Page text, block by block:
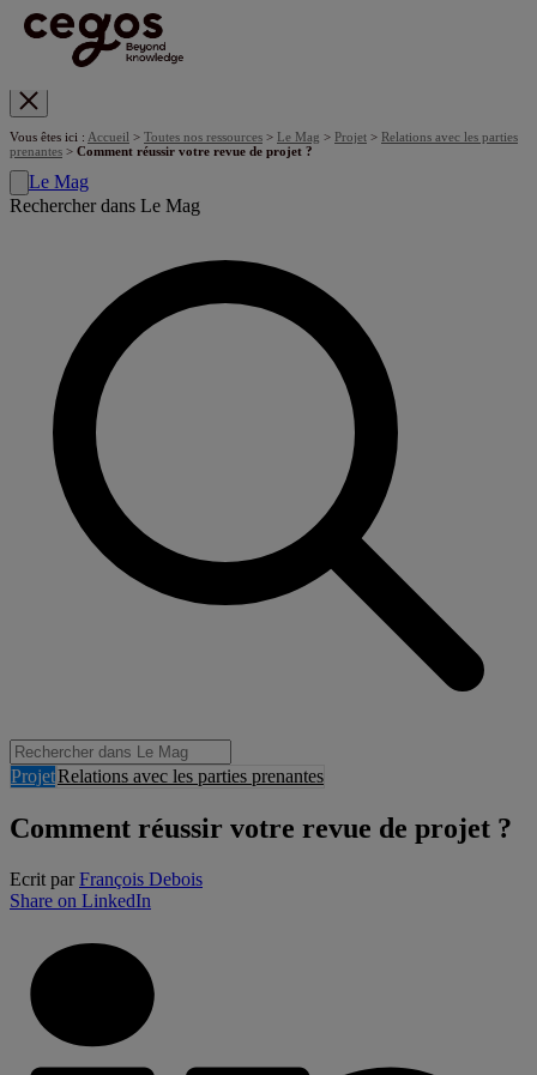
Vous êtes ici : Accueil > Toutes nos ressources > Le Mag > Projet > Relations avec les parties
prenantes > Comment réussir votre revue de projet ?
Le Mag
Rechercher dans Le Mag
ProjetRelations avec les parties prenantes
Comment réussir votre revue de projet ?
Ecrit parFrançois Debois
Share on LinkedIn